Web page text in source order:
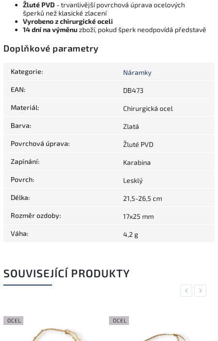
Žluté PVD - trvanlivější povrchová úprava ocelových
šperků než klasické zlacení
Vyrobeno z chirurgické oceli
14 dní na výměnuzboží, pokud šperk neodpovídá představě
Doplňkové parametry
Kategorie: Náramky
EAN: DB473
Materiál: Chirurgická ocel
Barva: Zlatá
Povrchová úprava: Žluté PVD
Zapínání: Karabina
Povrch: Lesklý
Délka: 21,5-26,5 cm
Rozměr ozdoby: 17x25 mm
Váha: 4,2 g
SOUVISEJÍCÍ PRODUKTY
Previous
OCEL OCEL
Next